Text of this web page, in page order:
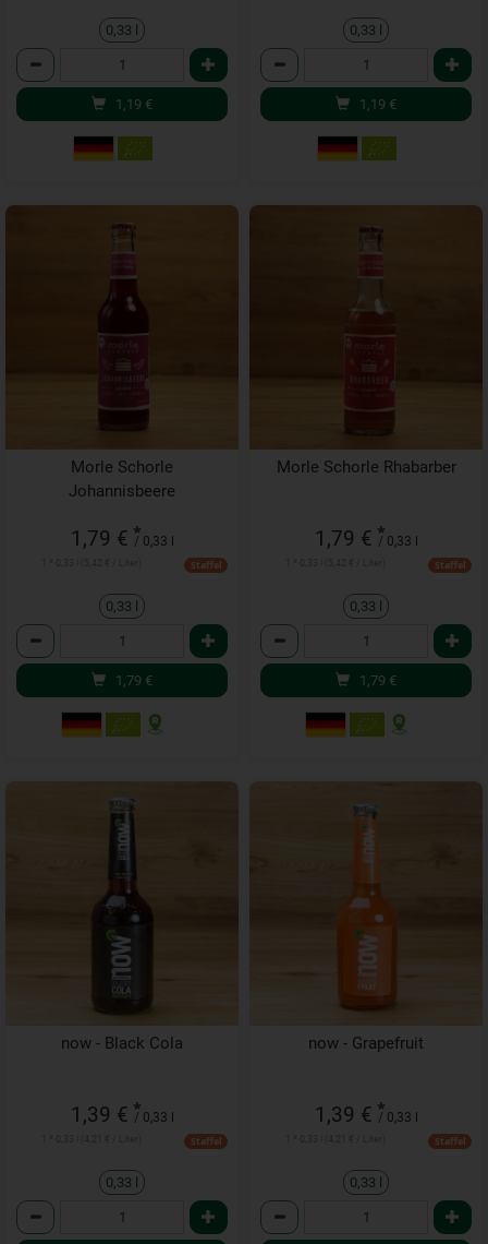
0,33 l
Anzahl
1,19 €
0,33 l
Anzahl
1,19 €
Morle Schorle
Johannisbeere
1,79 € *
/ 0,33 l
Staffel
0,33 l
Anzahl
1,79 €
Morle Schorle Rhabarber
1,79 € *
/ 0,33 l
Staffel
0,33 l
Anzahl
1,79 €
now - Black Cola
1,39 € *
/ 0,33 l
Staffel
0,33 l
Anzahl
now - Grapefruit
1,39 € *
/ 0,33 l
Staffel
0,33 l
Anzahl